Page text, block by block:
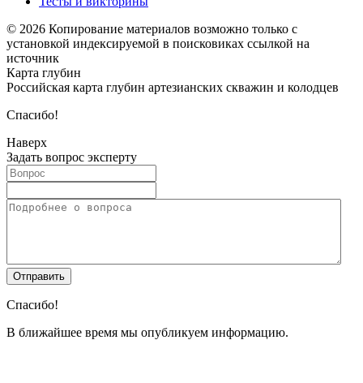
© 2026 Копирование материалов возможно только с
установкой индексируемой в поисковиках ссылкой на
источник
Карта глубин
Российская карта глубин артезианских скважин и колодцев
Спасибо!
Наверх
Задать вопрос эксперту
Спасибо!
В ближайшее время мы опубликуем информацию.